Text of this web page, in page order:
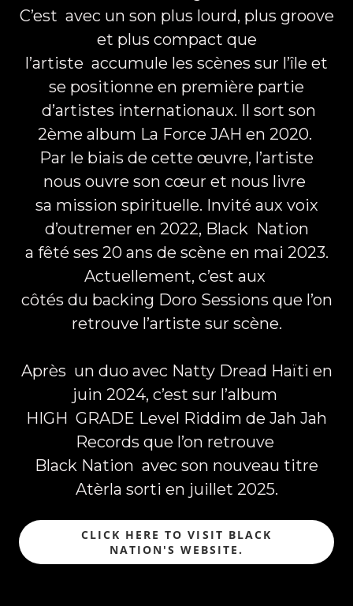
C’est avec un son plus lourd, plus groove
et plus compact que
l’artiste accumule les scènes sur l’île et
se positionne en première partie
d’artistes internationaux. Il sort son
2ème album La Force JAH en 2020.
Par le biais de cette œuvre, l’artiste
nous ouvre son cœur et nous livre
sa mission spirituelle. Invité aux voix
d’outremer en 2022, Black Nation
a fêté ses 20 ans de scène en mai 2023.
Actuellement, c’est aux
côtés du backing Doro Sessions que l’on
retrouve l’artiste sur scène.
Après un duo avec Natty Dread Haïti en
juin 2024, c’est sur l’album
HIGH GRADE Level Riddim de Jah Jah
Records que l’on retrouve
Black Nation avec son nouveau titre
Atèrla sorti en juillet 2025.
CLICK HERE TO VISIT BLACK
NATION'S WEBSITE.